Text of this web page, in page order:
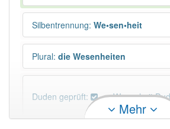
Silbentrennung: We•sen•heit
Plural: die Wesenheiten
Duden geprüft: Wesenheit
Mehr